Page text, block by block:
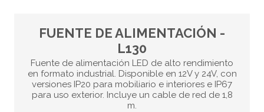
FUENTE DE ALIMENTACIÓN -
L130
Fuente de alimentación LED de alto rendimiento
en formato industrial. Disponible en 12V y 24V, con
versiones IP20 para mobiliario e interiores e IP67
para uso exterior. Incluye un cable de red de 1,8
m.